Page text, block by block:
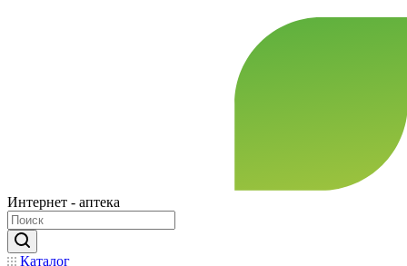
Интернет - аптека
Каталог